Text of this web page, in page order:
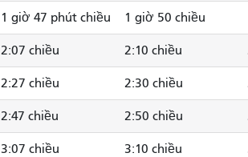
1 giờ 47 phút chiều 1 giờ 50 chiều
2:07 chiều 2:10 chiều
2:27 chiều 2:30 chiều
2:47 chiều 2:50 chiều
3:07 chiều 3:10 chiều